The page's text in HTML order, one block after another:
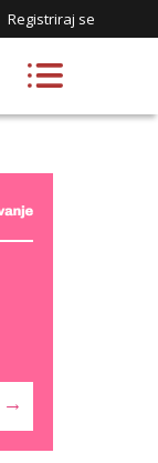
Registriraj se